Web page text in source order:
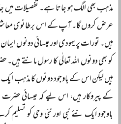
مذہب بھی الگ ہو جاتا ہے۔ تفصیلات
عرض کروں گا۔ آپ کے اس برطانوی
ہیں۔ تورات پر یہودی اور عیسائی دونوں
کو بھی دونوں اللہ تعالٰی کا رسول مانتے
ہیں لیکن اس کے باوجود دونوں کا مذہب
کے پیروکار ہیں، اس لیے کہ عیسائی
باوجود ایک نئے نبی اور نئی وحی کو تسلیم